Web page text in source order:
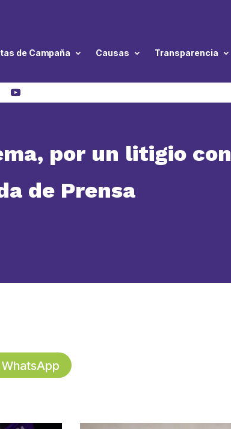
de Campaña Causas Transparencia
por un litigio con
de Prensa